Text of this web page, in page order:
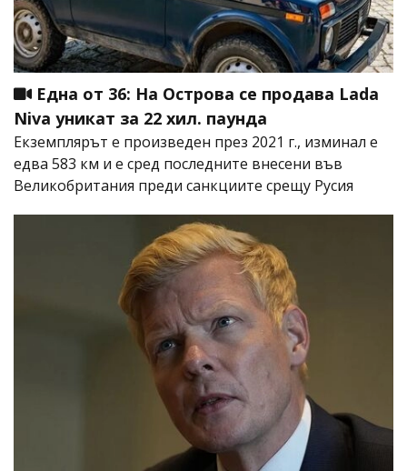
Една от 36: На Острова се продава Lada
Niva уникат за 22 хил. паунда
Екземплярът е произведен през 2021 г., изминал е
едва 583 км и е сред последните внесени във
Великобритания преди санкциите срещу Русия